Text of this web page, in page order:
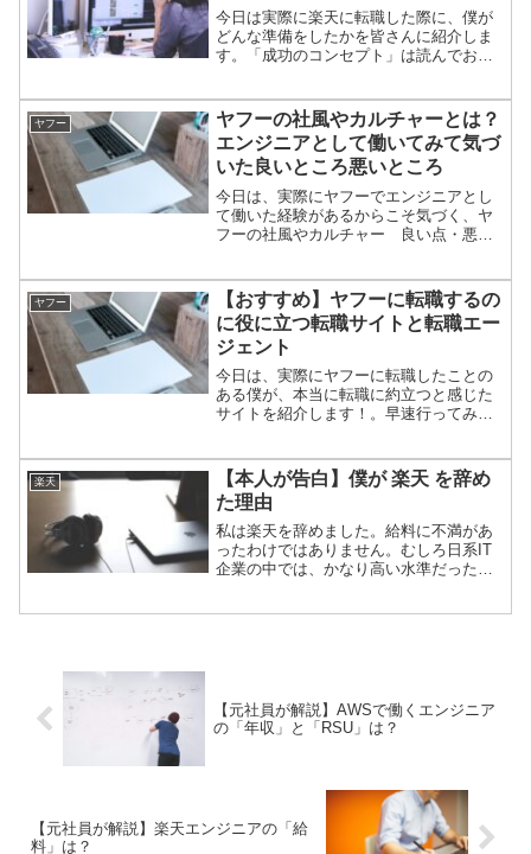
今日は実際に楽天に転職した際に、僕が
どんな準備をしたかを皆さんに紹介しま
す。「成功のコンセプト」は読んでおい
ヤフー
ヤフーの社風やカルチャーとは？
エンジニアとして働いてみて気づ
いた良いところ悪いところ
今日は、実際にヤフーでエンジニアとし
て働いた経験があるからこそ気づく、ヤ
フーの社風やカルチャー 良い点・悪い
ヤフー
【おすすめ】ヤフーに転職するの
に役に立つ転職サイトと転職エー
ジェント
今日は、実際にヤフーに転職したことの
ある僕が、本当に転職に約立つと感じた
サイトを紹介します！。早速行ってみま
楽天
【本人が告白】僕が 楽天 を辞め
た理由
私は楽天を辞めました。給料に不満があ
ったわけではありません。むしろ日系IT
企業の中では、かなり高い水準だったと
が辞めた理由を本音で書きます。
【元社員が解説】AWSで働くエンジニア
の「年収」と「RSU」は？
【元社員が解説】楽天エンジニアの「給
料」は？